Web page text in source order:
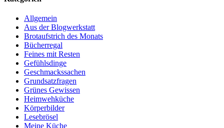
Allgemein
Aus der Blogwerkstatt
Brotaufstrich des Monats
Bücherregal
Feines mit Resten
Gefühlsdinge
Geschmackssachen
Grundsatzfragen
Grünes Gewissen
Heimwehküche
Körperbilder
Lesebrösel
Meine Küche